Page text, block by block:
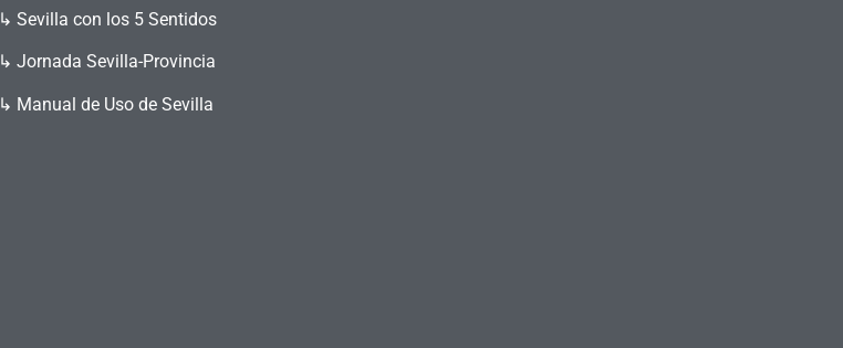
↳ Sevilla con los 5 Sentidos
↳ Jornada Sevilla-Provincia
↳ Manual de Uso de Sevilla